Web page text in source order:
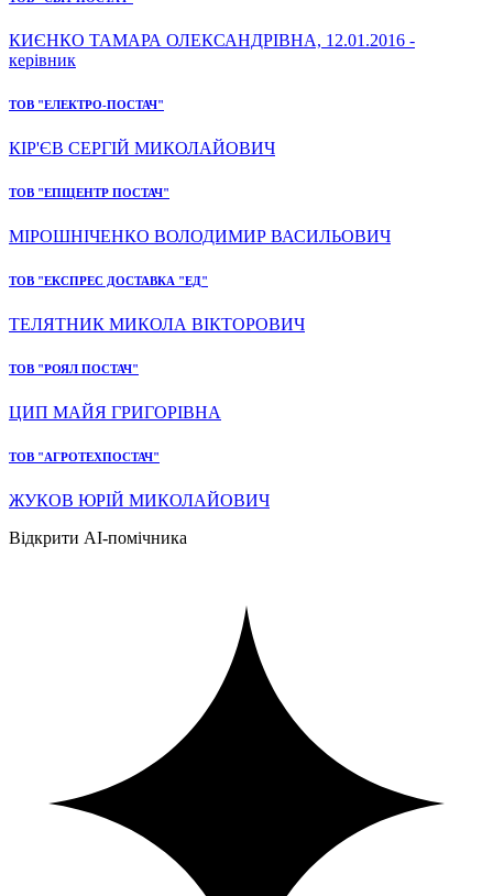
КИЄНКО ТАМАРА ОЛЕКСАНДРІВНА, 12.01.2016 -
керівник
ТОВ "ЕЛЕКТРО-ПОСТАЧ"
КІР'ЄВ СЕРГІЙ МИКОЛАЙОВИЧ
ТОВ "ЕПІЦЕНТР ПОСТАЧ"
МІРОШНІЧЕНКО ВОЛОДИМИР ВАСИЛЬОВИЧ
ТОВ "ЕКСПРЕС ДОСТАВКА "ЕД"
ТЕЛЯТНИК МИКОЛА ВІКТОРОВИЧ
ТОВ "РОЯЛ ПОСТАЧ"
ЦИП МАЙЯ ГРИГОРІВНА
ТОВ "АГРОТЕХПОСТАЧ"
ЖУКОВ ЮРІЙ МИКОЛАЙОВИЧ
Відкрити AI-помічника